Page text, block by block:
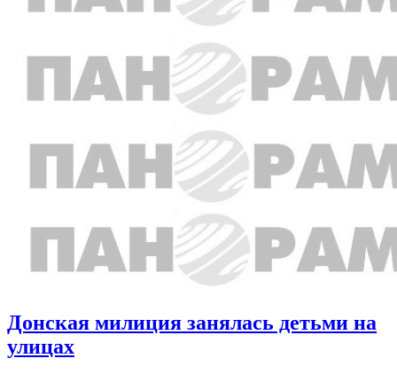
Донская милиция занялась детьми на
улицах